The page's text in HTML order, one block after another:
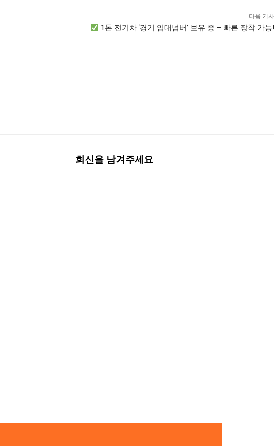
다음 기사
1톤 전기차 ‘경기 임대넘버’ 보유 중 – 빠른 장착 가능!
회신을 남겨주세요